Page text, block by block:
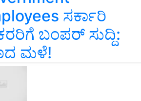
ಸರ್ಕಾರಿ
ಬಂಪರ್‌ ಸುದ್ದಿ:
ಮಳೆ!